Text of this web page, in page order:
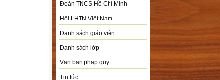
Đoàn TNCS Hồ Chí Minh
Hội LHTN Việt Nam
Danh sách giáo viên
Danh sách lớp
Văn bản pháp quy
Tin tức